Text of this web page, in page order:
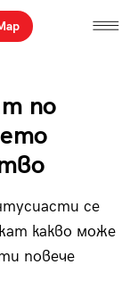
по
се
какво може
повече